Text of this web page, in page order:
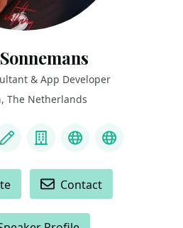
& App Developer
The Netherlands
Blog Company
BlueskyMicrosoft
Contact